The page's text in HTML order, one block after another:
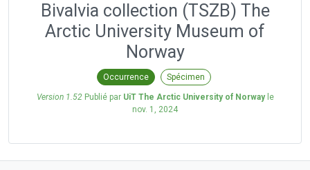
Bivalvia collection (TSZB) The
Arctic University Museum of
Norway
Occurrence Spécimen
Version 1.52 Publié par UiT The Arctic University of Norwayle
nov. 1, 2024